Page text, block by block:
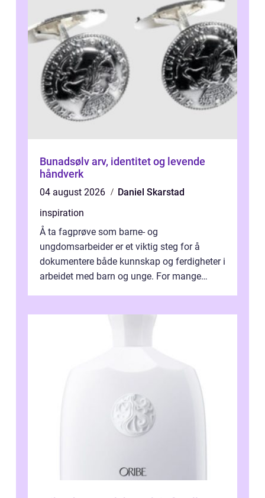
Bunadsølv arv, identitet og levende
håndverk
04 august 2026
Daniel Skarstad
inspiration
Å ta fagprøve som barne- og
ungdomsarbeider er et viktig steg for å
dokumentere både kunnskap og ferdigheter i
arbeidet med barn og unge. For mange